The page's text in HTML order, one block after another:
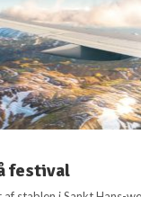
festival